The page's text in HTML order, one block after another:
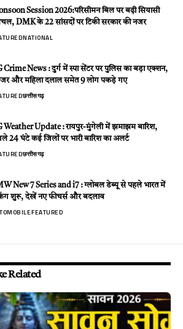
Session 2026:परिसीमन बिल पर बढ़ी सियासी
DMK के 22 सांसदों पर टिकी सरकार की नजर
NATIONAL
Crime News : दुर्ग में स्पा सेंटर पर पुलिस का बड़ा एक्शन,
और महिला दलाल समेत 9 लोग पकड़े गए
छत्तीसगढ़
Weather Update : रायपुर-मुंगेली में झमाझम बारिश,
24 घंटे कई जिलों पर भारी बारिश का अलर्ट
छत्तीसगढ़
New 7 Series and i7 : ग्लोबल डेब्यू से पहले भारत में
शुरू, देखें नए फीचर्स और बदलाव
FEATURED
Related